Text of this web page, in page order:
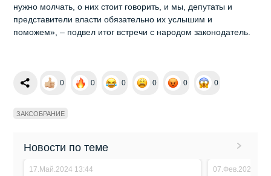
нужно молчать, о них стоит говорить, и мы, депутаты и
представители власти обязательно их услышим и
поможем», – подвел итог встречи с народом законодатель.
0 0 0 0 0 0
ЗАКСОБРАНИЕ
Новости по теме
17.Май.2024 13:44 07.Фев.2024